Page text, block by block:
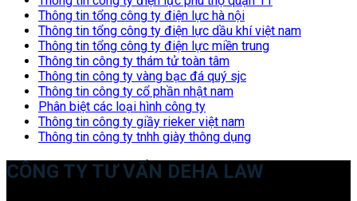
Thông tin tổng công ty điện lực hà nội
Thông tin tổng công ty điện lực dầu khí việt nam
Thông tin tổng công ty điện lực miền trung
Thông tin công ty thám tử toàn tâm
Thông tin công ty vàng bạc đá quý sjc
Thông tin công ty cổ phần nhật nam
Phân biệt các loại hình công ty
Thông tin công ty giầy rieker việt nam
Thông tin công ty tnhh giày thông dụng
CÔNG TY TƯ VẤN DEHA LAW